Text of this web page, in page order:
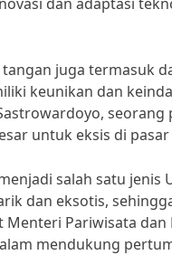
juga termasuk
keunikan dan
seorang
untuk eksis di pasar
salah satu jenis
dan eksotis,
Pariwisata dan
mendukung